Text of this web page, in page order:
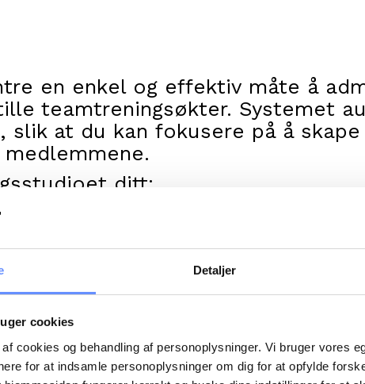
Detaljer
cookies
cookies og behandling af personoplysninger. Vi bruger vores
for at indsamle personoplysninger om dig for at opfylde
en enkel og effektiv måte å
teamtreningsøkter. Systemet
slik at du kan fokusere på å
ditt:
og kvotestyring: Nye
online og få automatisk tilgang
Sørg for at bare
nøkkelbrikke eller app -
Ikke-medlemmer kan